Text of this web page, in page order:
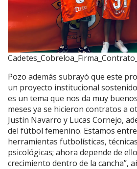
Pozo además subrayó que este
un proyecto institucional
es un tema que nos da muy
meses ya se hicieron contratos a
Justin Navarro y Lucas Cornejo,
del fútbol femenino. Estamos
herramientas futbolísticas,
psicológicas; ahora depende de
crecimiento dentro de la cancha”,